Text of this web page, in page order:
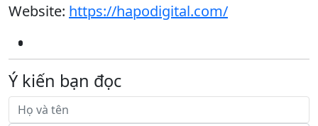
Website: https://hapodigital.com/
Ý kiến bạn đọc